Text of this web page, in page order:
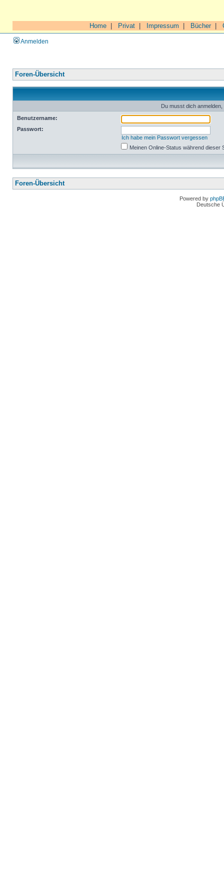
Home Privat Impressum Bücher|
Anmelden
Foren-Übersicht
Du musst dich
Benutzername:
Passwort:
Ich habe mein Passwort vergessen
Meinen Online-Status während dieser
Foren-Übersicht
Powered by
Deutsche